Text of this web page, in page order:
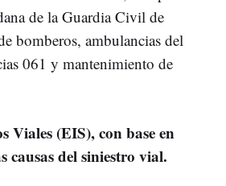
de la Guardia Civil de
bomberos, ambulancias del
061 y mantenimiento de
Viales (EIS), con base en
causas del siniestro vial.